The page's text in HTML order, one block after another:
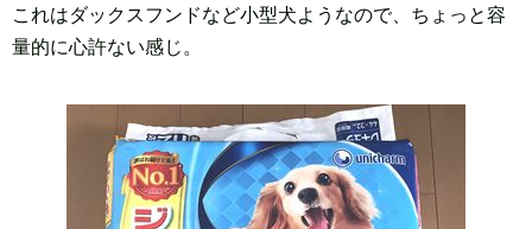
これはダックスフンドなど小型犬ようなので、ちょっと容
量的に心許ない感じ。